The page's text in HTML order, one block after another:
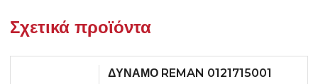
Σχετικά προϊόντα
ΔΥΝΑΜΟ REMAN 0121715001